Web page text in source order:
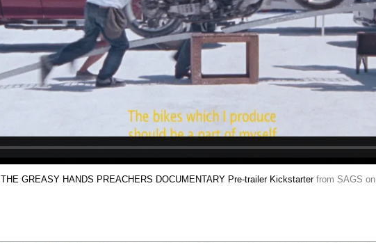
THE GREASY HANDS PREACHERS DOCUMENTARY Pre-trailer Kickstarterfrom SAGS on